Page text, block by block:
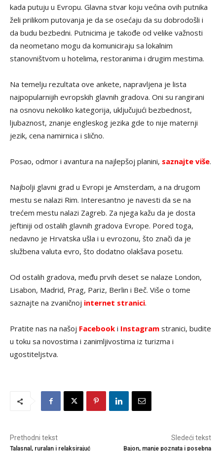
kada putuju u Evropu. Glavna stvar koju većina ovih putnika
želi prilikom putovanja je da se osećaju da su dobrodošli i
da budu bezbedni. Putnicima je takođe od velike važnosti
da neometano mogu da komuniciraju sa lokalnim
stanovništvom u hotelima, restoranima i drugim mestima.
Na temelju rezultata ove ankete, napravljena je lista
najpopularnijih evropskih glavnih gradova. Oni su rangirani
na osnovu nekoliko kategorija, uključujući bezbednost,
ljubaznost, znanje engleskog jezika gde to nije maternji
jezik, cena namirnica i slično.
Posao, odmor i avantura na najlepšoj planini, saznajte više.
Najbolji glavni grad u Evropi je Amsterdam, a na drugom
mestu se nalazi Rim. Interesantno je navesti da se na
trećem mestu nalazi Zagreb. Za njega kažu da je dosta
jeftiniji od ostalih glavnih gradova Evrope. Pored toga,
nedavno je Hrvatska ušla i u evrozonu, što znači da je
službena valuta evro, što dodatno olakšava posetu.
Od ostalih gradova, među prvih deset se nalaze London,
Lisabon, Madrid, Prag, Pariz, Berlin i Beč. Više o tome
saznajte na zvaničnoj internet stranici.
Pratite nas na našoj Facebook i Instagram stranici, budite
u toku sa novostima i zanimljivostima iz turizma i
ugostiteljstva.
Prethodni tekst
Talasnal, ruralan i relaksirajuć
Sledeći tekst
Bajon, manje poznata i posebna